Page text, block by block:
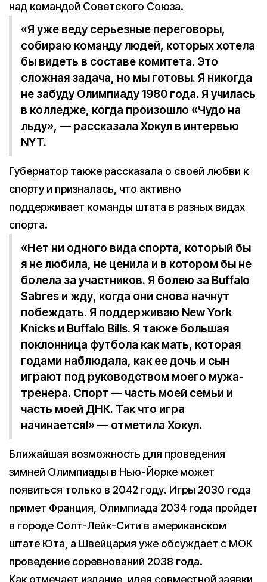
над командой Советского Союза.
«Я уже веду серьезные переговоры,
собираю команду людей, которых хотела
бы видеть в составе комитета. Это
сложная задача, но мы готовы. Я никогда
не забуду Олимпиаду 1980 года. Я училась
в колледже, когда произошло «Чудо на
льду», — рассказала Хокул в интервью
NYT.
Губернатор также рассказала о своей любви к
спорту и призналась, что активно
поддерживает команды штата в разных видах
спорта.
«Нет ни одного вида спорта, который бы
я не любила, не ценила и в котором бы не
болела за участников. Я болею за Buffalo
Sabres и жду, когда они снова начнут
побеждать. Я поддерживаю New York
Knicks и Buffalo Bills. Я также большая
поклонница футбола как мать, которая
годами наблюдала, как ее дочь и сын
играют под руководством моего мужа-
тренера. Спорт — часть моей семьи и
часть моей ДНК. Так что игра
начинается!» — отметила Хокул.
Ближайшая возможность для проведения
зимней Олимпиады в Нью-Йорке может
появиться только в 2042 году. Игры 2030 года
примет Франция, Олимпиада 2034 года пройдет
в городе Солт-Лейк-Сити в американском
штате Юта, а Швейцария уже обсуждает с МОК
проведение соревнований 2038 года.